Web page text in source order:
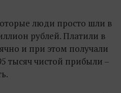
люди просто шли в
рублей. Платили в
и при этом получали
тысяч чистой прибыли –